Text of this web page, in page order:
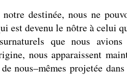
destinée, nous ne
est devenu le nôtre à celui
que nous
nous apparaissent
nous–mêmes projetée